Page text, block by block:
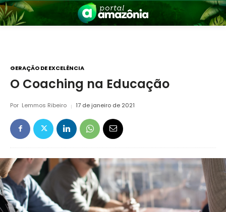
GERAÇÃO DE EXCELÊNCIA
O Coaching na Educação
Por Lemmos Ribeiro 17 de janeiro de 2021